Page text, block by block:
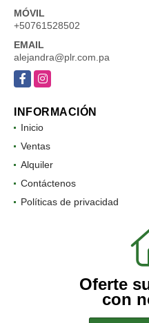
MÓVIL
+50761528502
EMAIL
alejandra@plr.com.pa
FacebookInstagram
INFORMACIÓN
Inicio
Ventas
Alquiler
Contáctenos
Políticas de privacidad
Oferte
con